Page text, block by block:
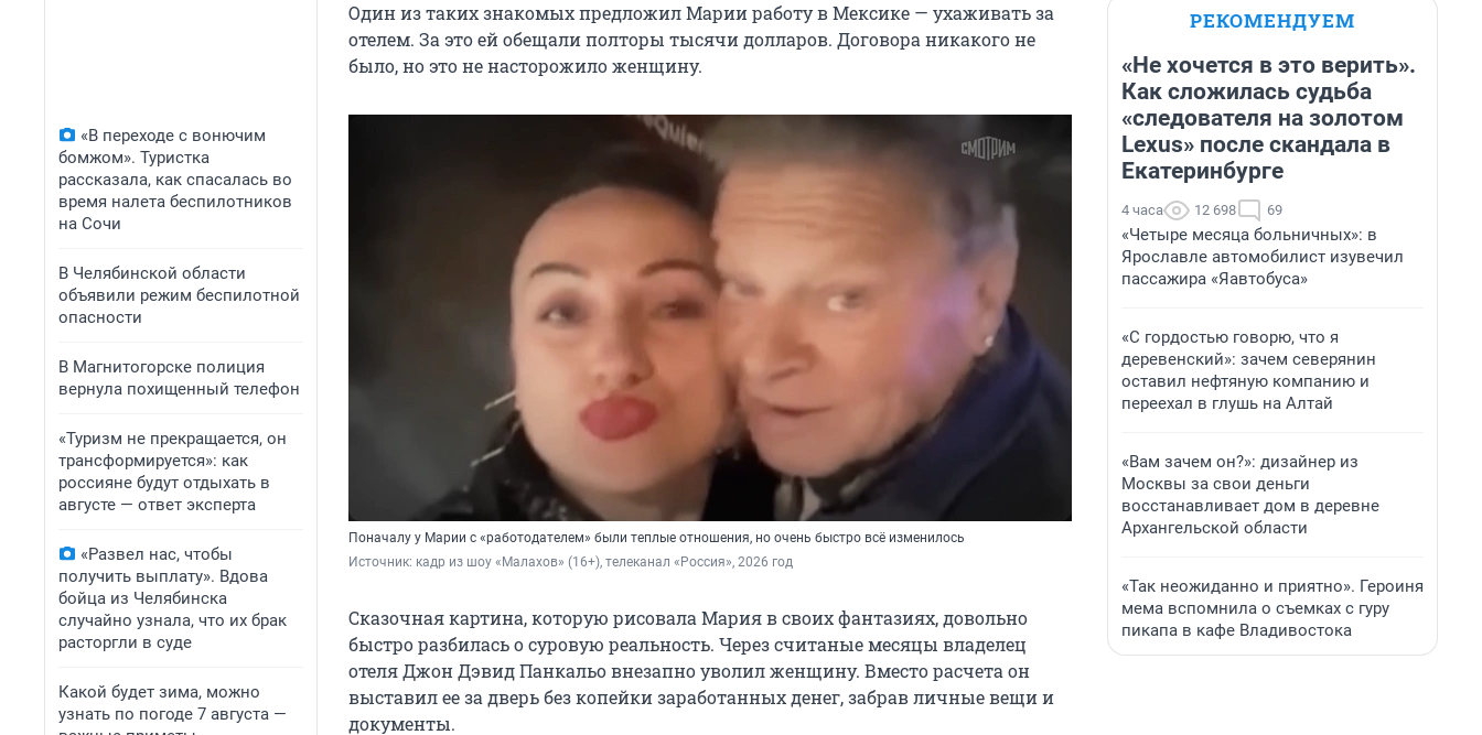
«В переходе с вонючим
бомжом». Туристка
рассказала, как спасалась во
время налета беспилотников
на Сочи
В Челябинской области
объявили режим беспилотной
опасности
В Магнитогорске полиция
вернула похищенный телефон
«Туризм не прекращается, он
трансформируется»: как
россияне будут отдыхать в
августе — ответ эксперта
«Развел нас, чтобы
получить выплату». Вдова
бойца из Челябинска
случайно узнала, что их брак
расторгли в суде
Какой будет зима, можно
узнать по погоде 7 августа —
Один из таких знакомых предложил Марии работу в Мексике — ухаживать за
отелем. За это ей обещали полторы тысячи долларов. Договора никакого не
было, но это не насторожило женщину.
Поначалу у Марии с «работодателем» были теплые отношения, но очень быстро всё изменилось
Источник: кадр из шоу «Малахов» (16+), телеканал «Россия», 2026 год
Сказочная картина, которую рисовала Мария в своих фантазиях, довольно
быстро разбилась о суровую реальность. Через считаные месяцы владелец
отеля Джон Дэвид Панкальо внезапно уволил женщину. Вместо расчета он
выставил ее за дверь без копейки заработанных денег, забрав личные вещи и
документы.
РЕКОМЕНДУЕМ
«Не хочется в это верить».
Как сложилась судьба
«следователя на золотом
Lexus» после скандала в
Екатеринбурге
4 часа 12 698 69
«Четыре месяца больничных»: в
Ярославле автомобилист изувечил
пассажира «Яавтобуса»
«С гордостью говорю, что я
деревенский»: зачем северянин
оставил нефтяную компанию и
переехал в глушь на Алтай
«Вам зачем он?»: дизайнер из
Москвы за свои деньги
восстанавливает дом в деревне
Архангельской области
«Так неожиданно и приятно». Героиня
мема вспомнила о съемках с гуру
пикапа в кафе Владивостока